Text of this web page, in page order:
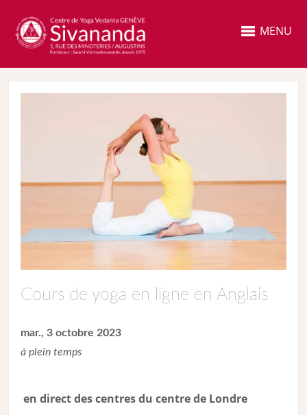
MENU
Cours de yoga en ligne en Anglais
mar., 3 octobre 2023
à plein temps
en direct des centres du centre de Londre